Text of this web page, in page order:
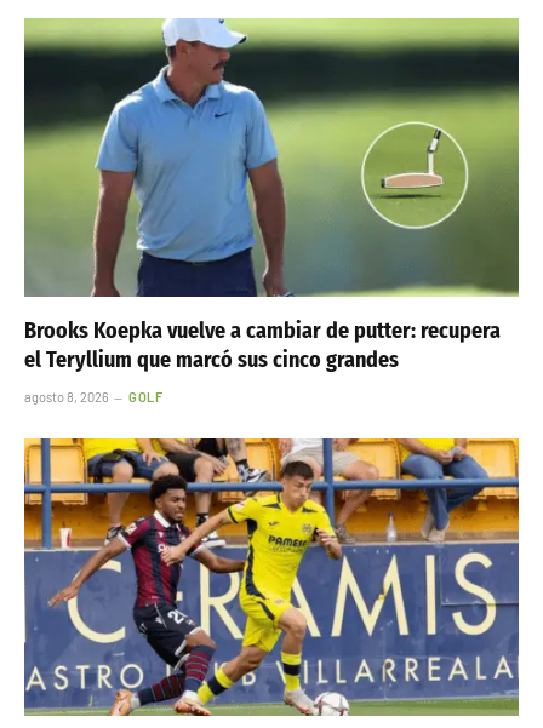
Brooks Koepka vuelve a cambiar de putter: recupera
el Teryllium que marcó sus cinco grandes
agosto 8, 2026 GOLF